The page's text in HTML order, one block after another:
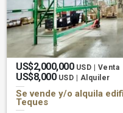
US$2,000,000 USD | Venta
US$8,000 USD | Alquiler
Se vende y/o alquila
Teques